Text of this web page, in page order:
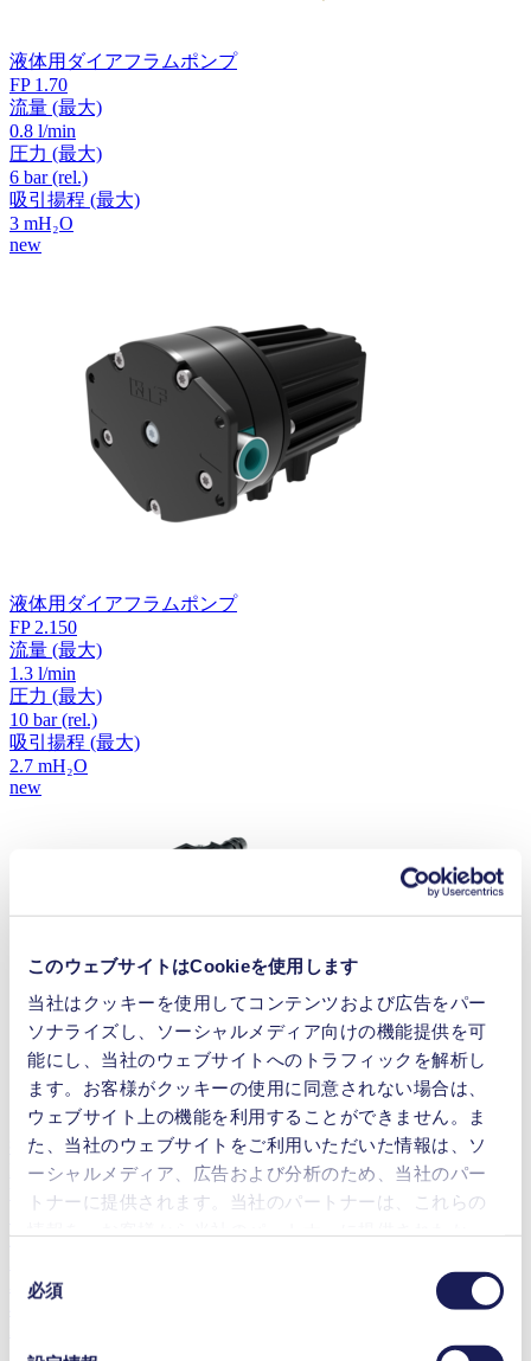
このウェブサイトはCookieを使用します
当社はクッキーを使用してコンテンツおよび広告をパー
ソナライズし、ソーシャルメディア向けの機能提供を可
能にし、当社のウェブサイトへのトラフィックを解析し
ます。お客様がクッキーの使用に同意されない場合は、
ウェブサイト上の機能を利用することができません。ま
た、当社のウェブサイトをご利用いただいた情報は、ソ
ーシャルメディア、広告および分析のため、当社のパー
トナーに提供されます。当社のパートナーは、これらの
データと組み合わせる場合があります。お客様の同意登
録は、ウェブサイトの末尾に記載されている「Cookies」
をクリックし、チェックマークを外していただけば、い
必須
液体用ダイアフラムポンプ
FP 1.70
流量 (最大)
0.8 l/min
圧力 (最大)
6 bar (rel.)
吸引揚程 (最大)
3 mH₂O
new
液体用ダイアフラムポンプ
FP 2.150
流量 (最大)
1.3 l/min
圧力 (最大)
10 bar (rel.)
吸引揚程 (最大)
2.7 mH₂O
new
揺動ピストン型ガスポンプ
NPK 02
流量
(最大)
1.8 l/min
圧力(最大)
真空(最大)